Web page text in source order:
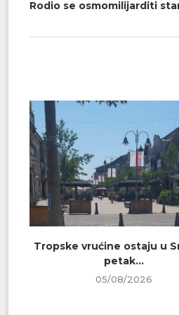
Rodio se osmomilijarditi
Tropske vrućine ostaju u
petak...
05/08/2026